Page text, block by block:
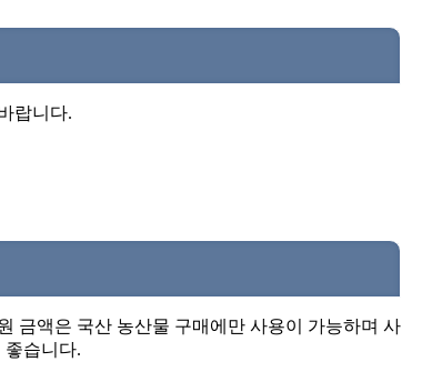
랍니다.
금액은 국산 농산물 구매에만 사용이 가능하며 사
좋습니다.